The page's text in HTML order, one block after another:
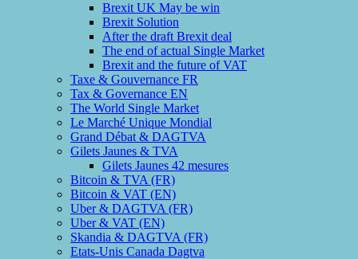
Brexit UK May be win
Brexit Solution
After the draft Brexit deal
The end of actual Single Market
Brexit and the future of VAT
Taxe & Gouvernance FR
Tax & Governance EN
The World Single Market
Le Marché Unique Mondial
Grand Débat & DAGTVA
Gilets Jaunes & TVA
Gilets Jaunes 42 mesures
Bitcoin & TVA (FR)
Bitcoin & VAT (EN)
Uber & DAGTVA (FR)
Uber & VAT (EN)
Skandia & DAGTVA (FR)
Etats-Unis Canada Dagtva